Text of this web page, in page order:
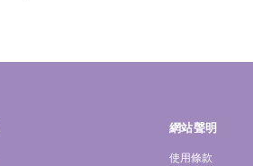
網站聲明
使用條款